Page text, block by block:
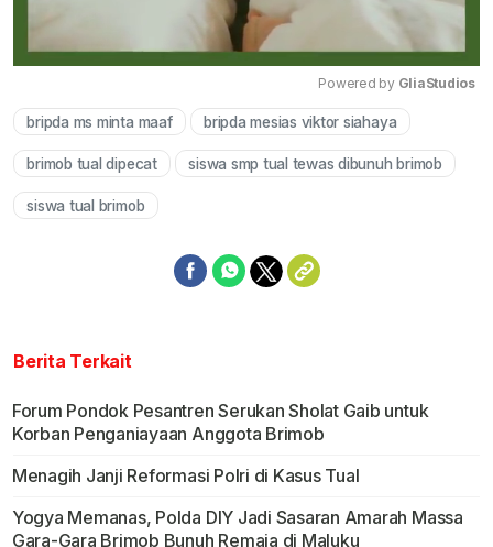
Mute
Powered by GliaStudios
bripda ms minta maaf bripda mesias viktor siahaya
brimob tual dipecat siswa smp tual tewas dibunuh brimob
siswa tual brimob
Berita Terkait
​Forum Pondok Pesantren Serukan Sholat Gaib untuk
Korban Penganiayaan Anggota Brimob
Menagih Janji Reformasi Polri di Kasus Tual
Yogya Memanas, Polda DIY Jadi Sasaran Amarah Massa
Gara-Gara Brimob Bunuh Remaja di Maluku